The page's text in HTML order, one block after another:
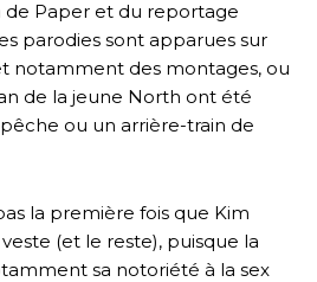
Paper et du reportage
parodies sont apparues sur
notamment des montages, ou
de la jeune North ont été
ou un arrière-train de
la première fois que Kim
(et le reste), puisque la
sa notoriété à la sex